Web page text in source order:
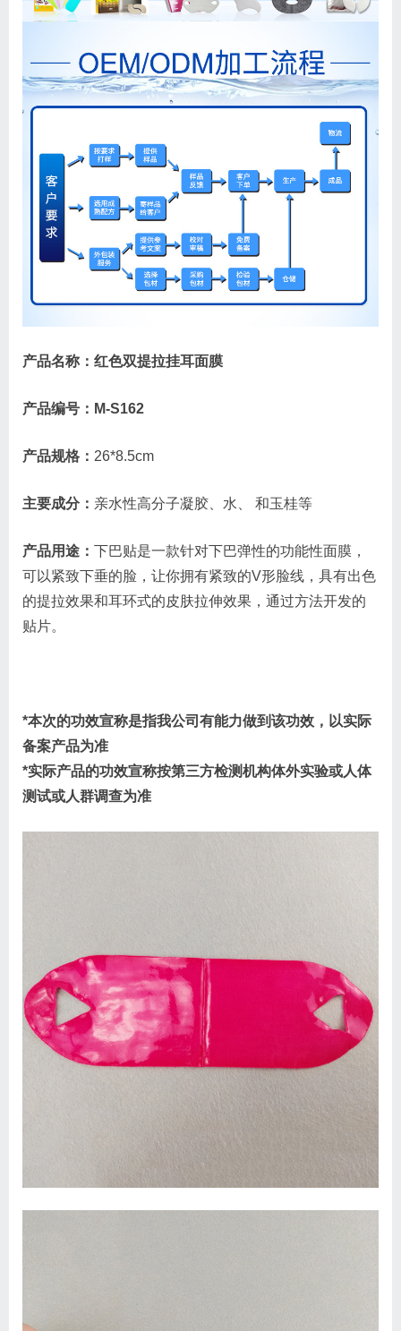
产品名称：红色双提拉挂耳面膜
产品编号：M-S162
产品规格： 26*8.5cm
主要成分： 亲水性高分子凝胶、水、 和玉桂等
产品用途： 下巴贴是一款针对下巴弹性的功能性面膜，
可以紧致下垂的脸，让你拥有紧致的V形脸线，具有出色
的提拉效果和耳环式的皮肤拉伸效果，通过方法开发的
贴片。
*本次的功效宣称是指我公司有能力做到该功效，以实际
备案产品为准
*实际产品的功效宣称按第三方检测机构体外实验或人体
测试或人群调查为准